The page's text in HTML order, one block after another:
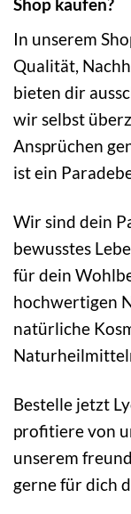
In unserem
Qualität,
bieten dir
wir selbst
Ansprüchen
ist ein
Wir sind dein
bewusstes
für dein
hochwertigen
natürliche
Bestelle jetzt
profitiere von
unserem
gerne für dich